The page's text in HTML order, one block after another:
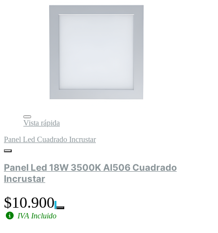
Vista rápida
Panel Led Cuadrado Incrustar
Panel Led 18W 3500K Al506 Cuadrado
Incrustar
$10.900
IVA Incluido